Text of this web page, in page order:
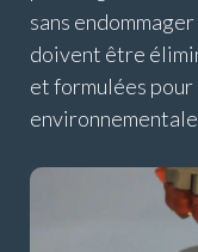
sans
doivent être
et formulées